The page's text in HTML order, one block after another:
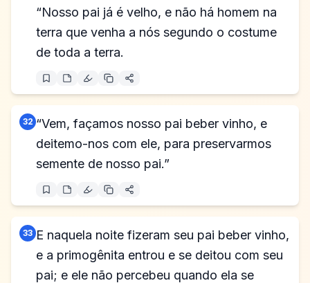
“Nosso pai já é velho, e não há homem na
terra que venha a nós segundo o costume
de toda a terra.
32 “Vem, façamos nosso pai beber vinho, e
deitemo-nos com ele, para preservarmos
semente de nosso pai.”
33 E naquela noite fizeram seu pai beber vinho,
e a primogênita entrou e se deitou com seu
pai; e ele não percebeu quando ela se